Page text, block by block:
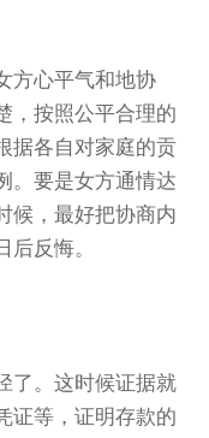
方心平气和地协
，按照公平合理的
据各自对家庭的贡
。要是女方通情达
候，最好把协商内
反悔。
了。这时候证据就
证等，证明存款的